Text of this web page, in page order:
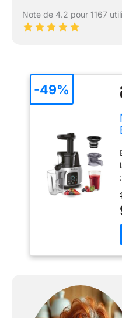
Note de 4.2 pour 1167
-49%